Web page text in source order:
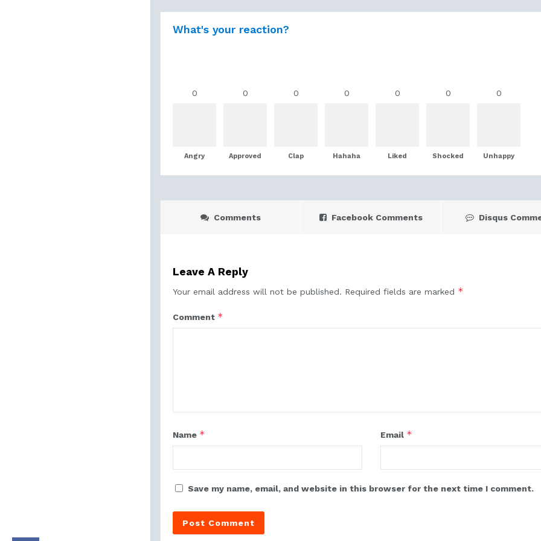
What's your reaction?
0
Angry
0
Approved
0
Clap
0
Hahaha
0
Liked
0
Shocked
0
Unhappy
Comments Facebook Comments Disqus
Leave A Reply
Your email address will not be published. Required fields are marked *
Comment *
Name * Email *
Save my name, email, and website in this browser for the next time I comment.